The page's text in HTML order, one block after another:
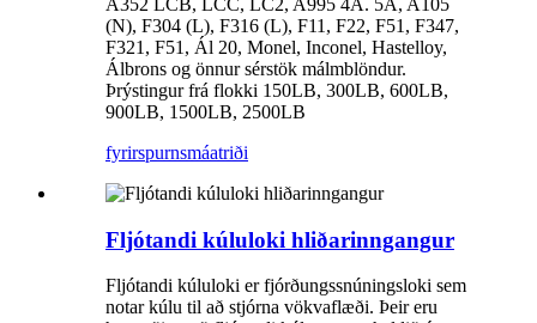
A352 LCB, LCC, LC2, A995 4A. 5A, A105
(N), F304 (L), F316 (L), F11, F22, F51, F347,
F321, F51, Ál 20, Monel, Inconel, Hastelloy,
Álbrons og önnur sérstök málmblöndur.
Þrýstingur frá flokki 150LB, 300LB, 600LB,
900LB, 1500LB, 2500LB
fyrirspurnsmáatriði
Fljótandi kúluloki hliðarinngangur
Fljótandi kúluloki er fjórðungssnúningsloki sem
notar kúlu til að stjórna vökvaflæði. Þeir eru